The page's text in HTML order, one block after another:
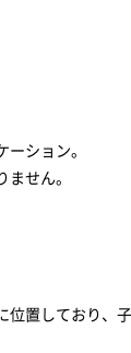
ション。
せん。
位置しており、